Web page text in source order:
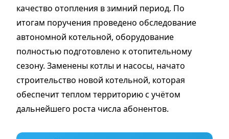
качество отопления в зимний период. По
итогам поручения проведено обследование
автономной котельной, оборудование
полностью подготовлено к отопительному
сезону. Заменены котлы и насосы, начато
строительство новой котельной, которая
обеспечит теплом территорию с учётом
дальнейшего роста числа абонентов.